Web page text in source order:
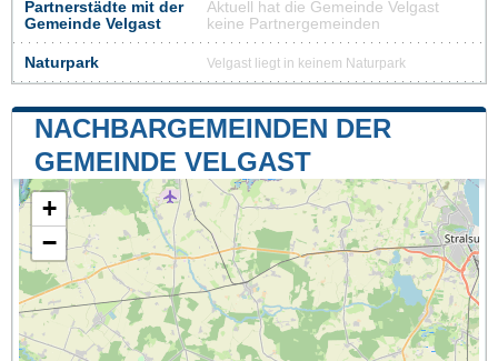
Partnerstädte mit der
Gemeinde Velgast
Aktuell hat die Gemeinde Velgast
keine Partnergemeinden
Naturpark Velgast liegt in keinem Naturpark
NACHBARGEMEINDEN DER
GEMEINDE VELGAST
+
−